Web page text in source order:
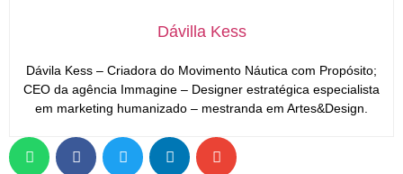
Dávilla Kess
Dávila Kess – Criadora do Movimento Náutica com Propósito;
CEO da agência Immagine – Designer estratégica especialista
em marketing humanizado – mestranda em Artes&Design.